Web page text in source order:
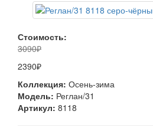
Стоимость:
3090₽
2390₽
Коллекция: Осень-зима
Модель: Реглан/31
Артикул: 8118